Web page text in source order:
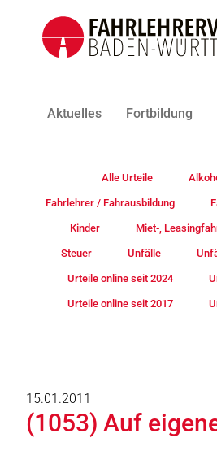
Aktuelles Fortbildung
Alle Urteile
Fahrlehrer / Fahrausbildung
Kinder Miet-,
Steuer Unfälle
Urteile online seit 2024
Urteile online seit 2017
15.01.2011
(1053) Auf